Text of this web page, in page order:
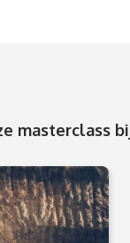
masterclass